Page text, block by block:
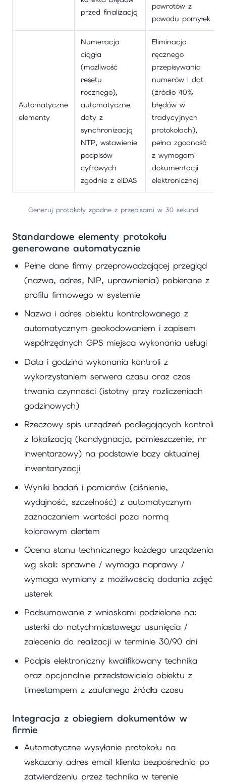
przed finalizacją
powrotów z
powodu pomyłek
Automatyczne
elementy
Numeracja
ciągła
(możliwość
resetu
rocznego),
automatyczne
daty z
synchronizacją
NTP, wstawienie
podpisów
cyfrowych
zgodnie z eIDAS
Eliminacja
ręcznego
przepisywania
numerów i dat
(źródło 40%
błędów w
tradycyjnych
protokołach),
pełna zgodność
z wymogami
dokumentacji
elektronicznej
Generuj protokoły zgodne z przepisami w 30 sekund
Standardowe elementy protokołu
generowane automatycznie
Pełne dane firmy przeprowadzającej przegląd
(nazwa, adres, NIP, uprawnienia) pobierane z
profilu firmowego w systemie
Nazwa i adres obiektu kontrolowanego z
automatycznym geokodowaniem i zapisem
współrzędnych GPS miejsca wykonania usługi
Data i godzina wykonania kontroli z
wykorzystaniem serwera czasu oraz czas
trwania czynności (istotny przy rozliczeniach
godzinowych)
Rzeczowy spis urządzeń podlegających kontroli
z lokalizacją (kondygnacja, pomieszczenie, nr
inwentarzowy) na podstawie bazy aktualnej
inwentaryzacji
Wyniki badań i pomiarów (ciśnienie,
wydajność, szczelność) z automatycznym
zaznaczaniem wartości poza normą
kolorowym alertem
Ocena stanu technicznego każdego urządzenia
wg skali: sprawne / wymaga naprawy /
wymaga wymiany z możliwością dodania zdjęć
usterek
Podsumowanie z wnioskami podzielone na:
usterki do natychmiastowego usunięcia /
zalecenia do realizacji w terminie 30/90 dni
Podpis elektroniczny kwalifikowany technika
oraz opcjonalnie przedstawiciela obiektu z
timestampem z zaufanego źródła czasu
Integracja z obiegiem dokumentów w
firmie
Automatyczne wysyłanie protokołu na
wskazany adres email klienta bezpośrednio po
zatwierdzeniu przez technika w terenie